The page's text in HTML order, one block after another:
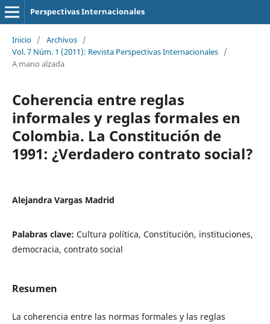
Perspectivas Internacionales
Inicio / Archivos /
Vol. 7 Núm. 1 (2011): Revista Perspectivas Internacionales /
A mano alzada
Coherencia entre reglas
informales y reglas formales en
Colombia. La Constitución de
1991: ¿Verdadero contrato social?
Alejandra Vargas Madrid
Palabras clave: Cultura política, Constitución, instituciones,
democracia, contrato social
Resumen
La coherencia entre las normas formales y las reglas